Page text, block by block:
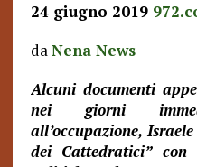
24 giugno 2019
daNena News
Alcuni documenti
nei giorni
all’occupazione,
dei Cattedratici”